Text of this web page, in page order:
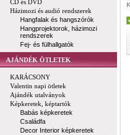
CD és DVD
Házimozi és audió rendszerek
Hangfalak és hangszórók
Hangprojektorok, házimozi
rendszerek
Fej- és fülhallgatók
AJÁNDÉK ÖTLETEK
KARÁCSONY
Valentin napi ötletek
Ajándék utalványok
Képkeretek, képtartók
Babás képkeretek
Családfa
Decor Interior képkeretek